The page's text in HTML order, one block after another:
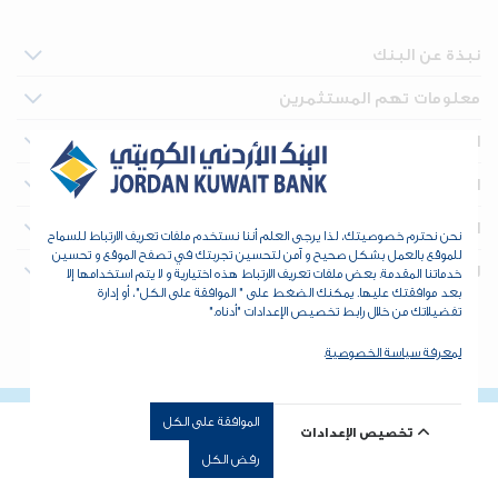
نبذة عن البنك
معلومات تهم المستثمرين
العقارات
الخزينة والمؤسسات المالية
الأدوات والدعم
للتواصل
محفوظة. طور بواسطة
نحن نحترم خصوصيتك، لذا يرجى العلم أننا نستخدم ملفات تعريف الارتباط للسماح
للموقع بالعمل بشكل صحيح و آمن لتحسين تجربتك في تصفح الموقع و تحسين
خدماتنا المقدمة. بعض ملفات تعريف الارتباط هذه اختيارية و لا يتم استخدامها إلا
بعد موافقتك عليها. يمكنك الضغط على " الموافقة على الكل"، أو إدارة
تفضيلاتك من خلال رابط تخصيص الإعدادات "أدناه."
لمعرفة سياسة الخصوصية.
تخصيص الإعدادات
الموافقة على الكل
رفض الكل